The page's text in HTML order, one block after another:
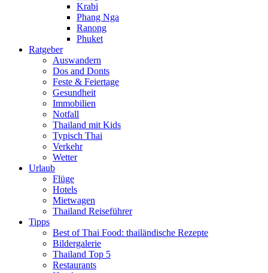
Krabi
Phang Nga
Ranong
Phuket
Ratgeber
Auswandern
Dos and Donts
Feste & Feiertage
Gesundheit
Immobilien
Notfall
Thailand mit Kids
Typisch Thai
Verkehr
Wetter
Urlaub
Flüge
Hotels
Mietwagen
Thailand Reiseführer
Tipps
Best of Thai Food: thailändische Rezepte
Bildergalerie
Thailand Top 5
Restaurants